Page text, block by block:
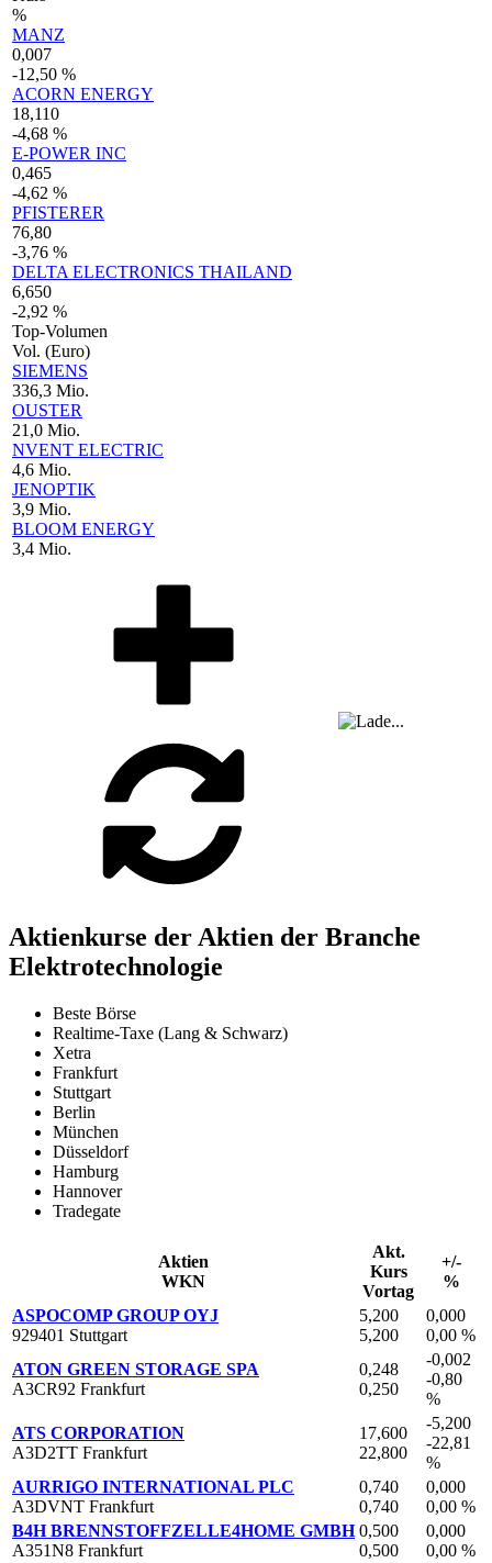
%
MANZ
0,007
-12,50 %
ACORN ENERGY
18,110
-4,68 %
E-POWER INC
0,465
-4,62 %
PFISTERER
76,80
-3,76 %
DELTA ELECTRONICS THAILAND
6,650
-2,92 %
Top-Volumen
Vol. (Euro)
SIEMENS
336,3 Mio.
OUSTER
21,0 Mio.
NVENT ELECTRIC
4,6 Mio.
JENOPTIK
3,9 Mio.
BLOOM ENERGY
3,4 Mio.
Aktienkurse der Aktien der Branche
Elektrotechnologie
Beste Börse
Realtime-Taxe (Lang & Schwarz)
Xetra
Frankfurt
Stuttgart
Berlin
München
Düsseldorf
Hamburg
Hannover
Tradegate
Aktien
WKN
Akt.
Kurs
Vortag
+/-
%
ASPOCOMP GROUP OYJ
929401 Stuttgart
5,200
5,200
0,000
0,00 %
ATON GREEN STORAGE SPA
A3CR92 Frankfurt
0,248
0,250
-0,002
-0,80
%
ATS CORPORATION
A3D2TT Frankfurt
17,600
22,800
-5,200
-22,81
%
AURRIGO INTERNATIONAL PLC
A3DVNT Frankfurt
0,740
0,740
0,000
0,00 %
B4H BRENNSTOFFZELLE4HOME GMBH
A351N8 Frankfurt
0,500
0,500
0,000
0,00 %